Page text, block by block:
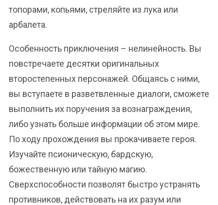
топорами, копьями, стреляйте из лука или
арбалета.
Особенность приключения – нелинейность. Вы
повстречаете десятки оригинальных
второстепенных персонажей. Общаясь с ними,
вы вступаете в разветвленные диалоги, сможете
выполнить их поручения за вознаграждения,
либо узнать больше информации об этом мире.
По ходу прохождения вы прокачиваете героя.
Изучайте псионическую, бардскую,
божественную или тайную магию.
Сверхспособности позволят быстро устранять
противников, действовать на их разум или